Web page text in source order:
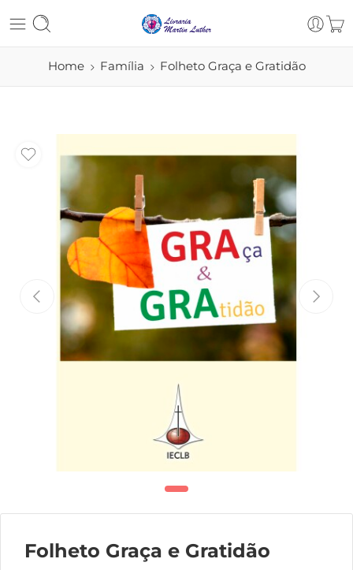
Home Família Folheto Graça e Gratidão
Folheto Graça e Gratidão